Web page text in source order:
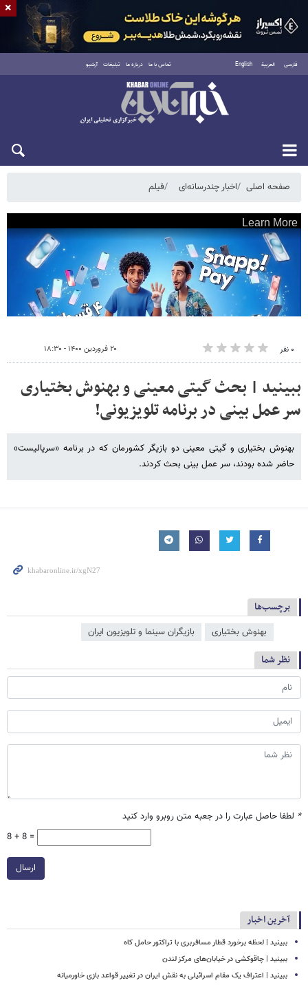
فارسی العربية English تماس با ما درباره ما تبلیغات آرشیو
پنجشنبه ۱۵ مرداد ۱۴۰۵
صفحه اصلی اخبار چندرسانه‌ای فیلم
۰ نفر ۲۰ فروردین ۱۴۰۰ - ۱۸:۳۰
ببینید | بحث گیتی معینی و بهنوش بختیاری
سر عمل بینی در برنامه تلویزیونی!
بهنوش بختیاری و گیتی معینی دو بازیگر کشورمان که در برنامه «سریالیست»
حاضر شده بودند، سر عمل بینی بحث کردند.
برچسب‌ها
بهنوش بختیاری بازیگران سینما و تلویزیون ایران
نظر شما
* لطفا حاصل عبارت را در جعبه متن روبرو وارد کنید
8 + 8 =
ارسال
آخرین اخبار
ببینید | لحظه برخورد قطار مسافربری با تراکتور حامل کاه
ببینید | چاقوکشی در خیابان‌های مرکز لندن
ببینید | اعتراف یک مقام اسرائیلی به نقش ایران در تغییر قواعد بازی خاورمیانه
×